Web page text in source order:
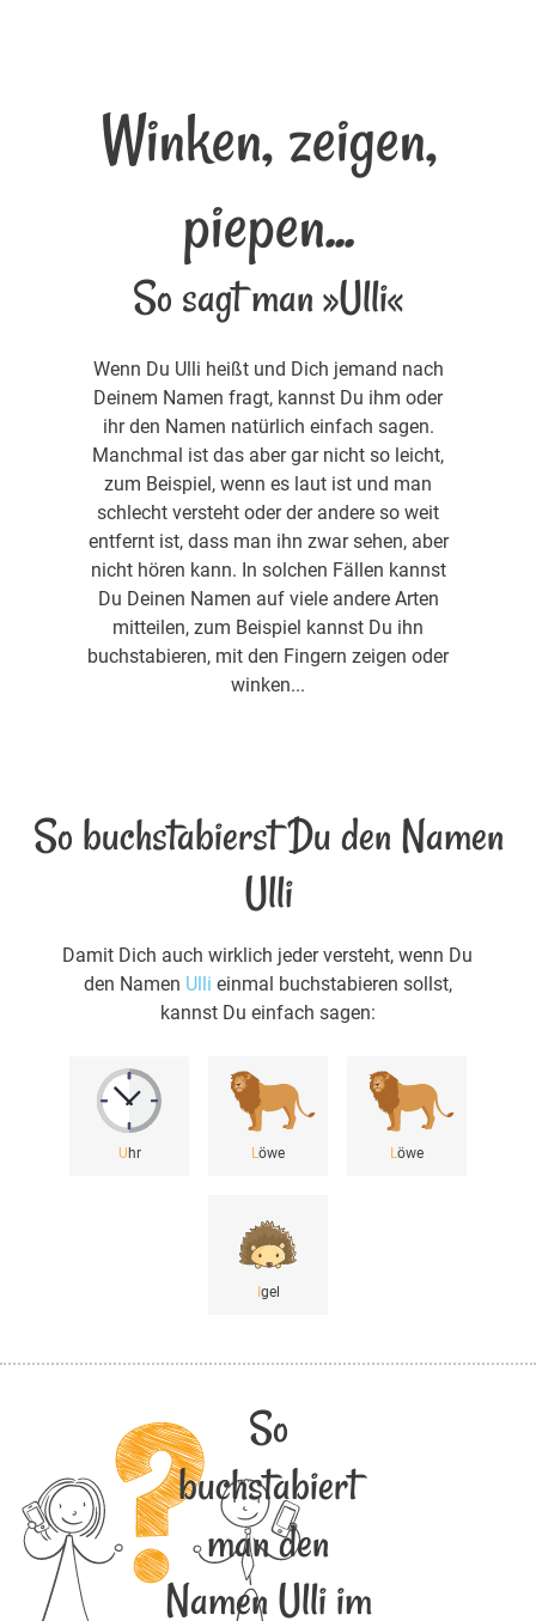
Winken, zeigen,
piepen...
So sagt man »Ulli«
Wenn Du Ulli heißt und Dich jemand nach
Deinem Namen fragt, kannst Du ihm oder
ihr den Namen natürlich einfach sagen.
Manchmal ist das aber gar nicht so leicht,
zum Beispiel, wenn es laut ist und man
schlecht versteht oder der andere so weit
entfernt ist, dass man ihn zwar sehen, aber
nicht hören kann. In solchen Fällen kannst
Du Deinen Namen auf viele andere Arten
mitteilen, zum Beispiel kannst Du ihn
buchstabieren, mit den Fingern zeigen oder
winken...
So buchstabierst Du den Namen
Ulli
Damit Dich auch wirklich jeder versteht, wenn Du
den Namen Ulli einmal buchstabieren sollst,
kannst Du einfach sagen:
U hr Löwe Löwe
gel
So
buchstabiert
man den
Namen Ulli im